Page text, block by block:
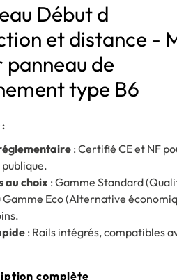
Début d
et distance -
panneau de
type B6
:
: Certifié CE et NF
au choix : Gamme Standard
Gamme Eco (Alternative
: Rails intégrés, compatibles
complète